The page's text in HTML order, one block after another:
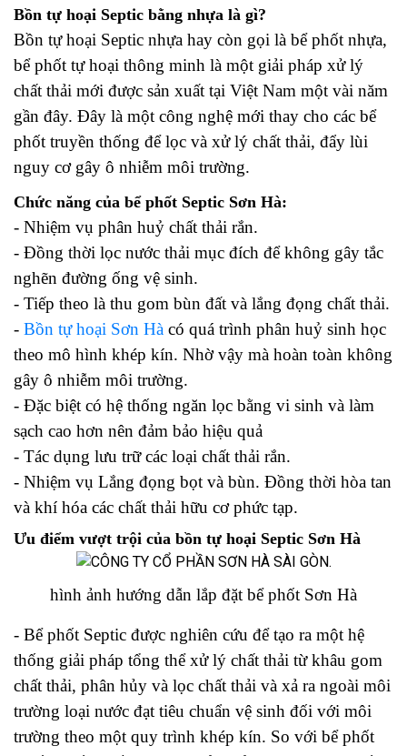
Bồn tự hoại Septic bằng nhựa là gì?
Bồn tự hoại Septic nhựa hay còn gọi là bể phốt nhựa,
bể phốt tự hoại thông minh là một giải pháp xử lý
chất thải mới được sản xuất tại Việt Nam một vài năm
gần đây. Đây là một công nghệ mới thay cho các bể
phốt truyền thống để lọc và xử lý chất thải, đẩy lùi
nguy cơ gây ô nhiễm môi trường.
Chức năng của bể phốt Septic Sơn Hà:
- Nhiệm vụ phân huỷ chất thải rắn.
- Đồng thời lọc nước thải mục đích để không gây tắc
nghẽn đường ống vệ sinh.
- Tiếp theo là thu gom bùn đất và lắng đọng chất thải.
- Bồn tự hoại Sơn Hà có quá trình phân huỷ sinh học
theo mô hình khép kín. Nhờ vậy mà hoàn toàn không
gây ô nhiễm môi trường.
- Đặc biệt có hệ thống ngăn lọc bằng vi sinh và làm
sạch cao hơn nên đảm bảo hiệu quả
- Tác dụng lưu trữ các loại chất thải rắn.
- Nhiệm vụ Lắng đọng bọt và bùn. Đồng thời hòa tan
và khí hóa các chất thải hữu cơ phức tạp.
Ưu điểm vượt trội của bồn tự hoại Septic Sơn Hà
hình ảnh hướng dẫn lắp đặt bể phốt Sơn Hà
- Bể phốt Septic được nghiên cứu để tạo ra một hệ
thống giải pháp tổng thể xử lý chất thải từ khâu gom
chất thải, phân hủy và lọc chất thải và xả ra ngoài môi
trường loại nước đạt tiêu chuẩn vệ sinh đối với môi
trường theo một quy trình khép kín. So với bể phốt